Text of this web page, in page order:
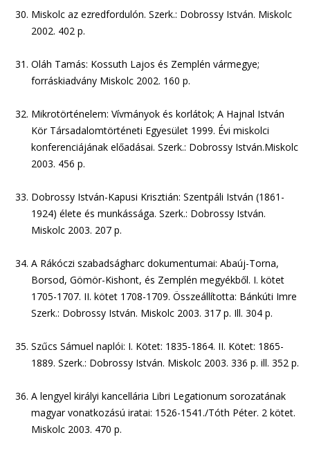
Miskolc az ezredfordulón. Szerk.: Dobrossy István. Miskolc
2002. 402 p.
Oláh Tamás: Kossuth Lajos és Zemplén vármegye;
forráskiadvány Miskolc 2002. 160 p.
Mikrotörténelem: Vívmányok és korlátok; A Hajnal István
Kör Társadalomtörténeti Egyesület 1999. Évi miskolci
konferenciájának előadásai. Szerk.: Dobrossy István.Miskolc
2003. 456 p.
Dobrossy István-Kapusi Krisztián: Szentpáli István (1861-
1924) élete és munkássága. Szerk.: Dobrossy István.
Miskolc 2003. 207 p.
A Rákóczi szabadságharc dokumentumai: Abaúj-Torna,
Borsod, Gömör-Kishont, és Zemplén megyékből. I. kötet
1705-1707. II. kötet 1708-1709. Összeállította: Bánkúti Imre
Szerk.: Dobrossy István. Miskolc 2003. 317 p. Ill. 304 p.
Szűcs Sámuel naplói: I. Kötet: 1835-1864. II. Kötet: 1865-
1889. Szerk.: Dobrossy István. Miskolc 2003. 336 p. ill. 352 p.
A lengyel királyi kancellária Libri Legationum sorozatának
magyar vonatkozású iratai: 1526-1541./Tóth Péter. 2 kötet.
Miskolc 2003. 470 p.